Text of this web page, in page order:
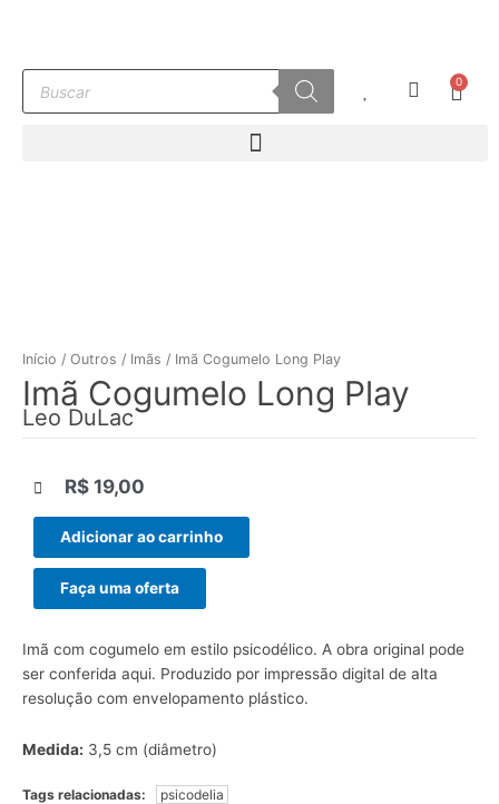
conteúdo
Pesquisar
produtos
0
Início / Outros / Imãs / Imã Cogumelo Long Play
Imã Cogumelo Long Play
Leo DuLac
R$ 19,00
Adicionar ao carrinho
Faça uma oferta
Imã com cogumelo em estilo psicodélico. A obra original pode
ser conferida aqui. Produzido por impressão digital de alta
resolução com envelopamento plástico.
Medida: 3,5 cm (diâmetro)
Tags relacionadas: psicodelia